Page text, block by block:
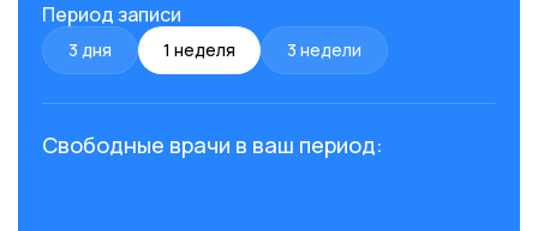
Период записи
3 дня 1 неделя 3 недели
Свободные врачи в ваш период: